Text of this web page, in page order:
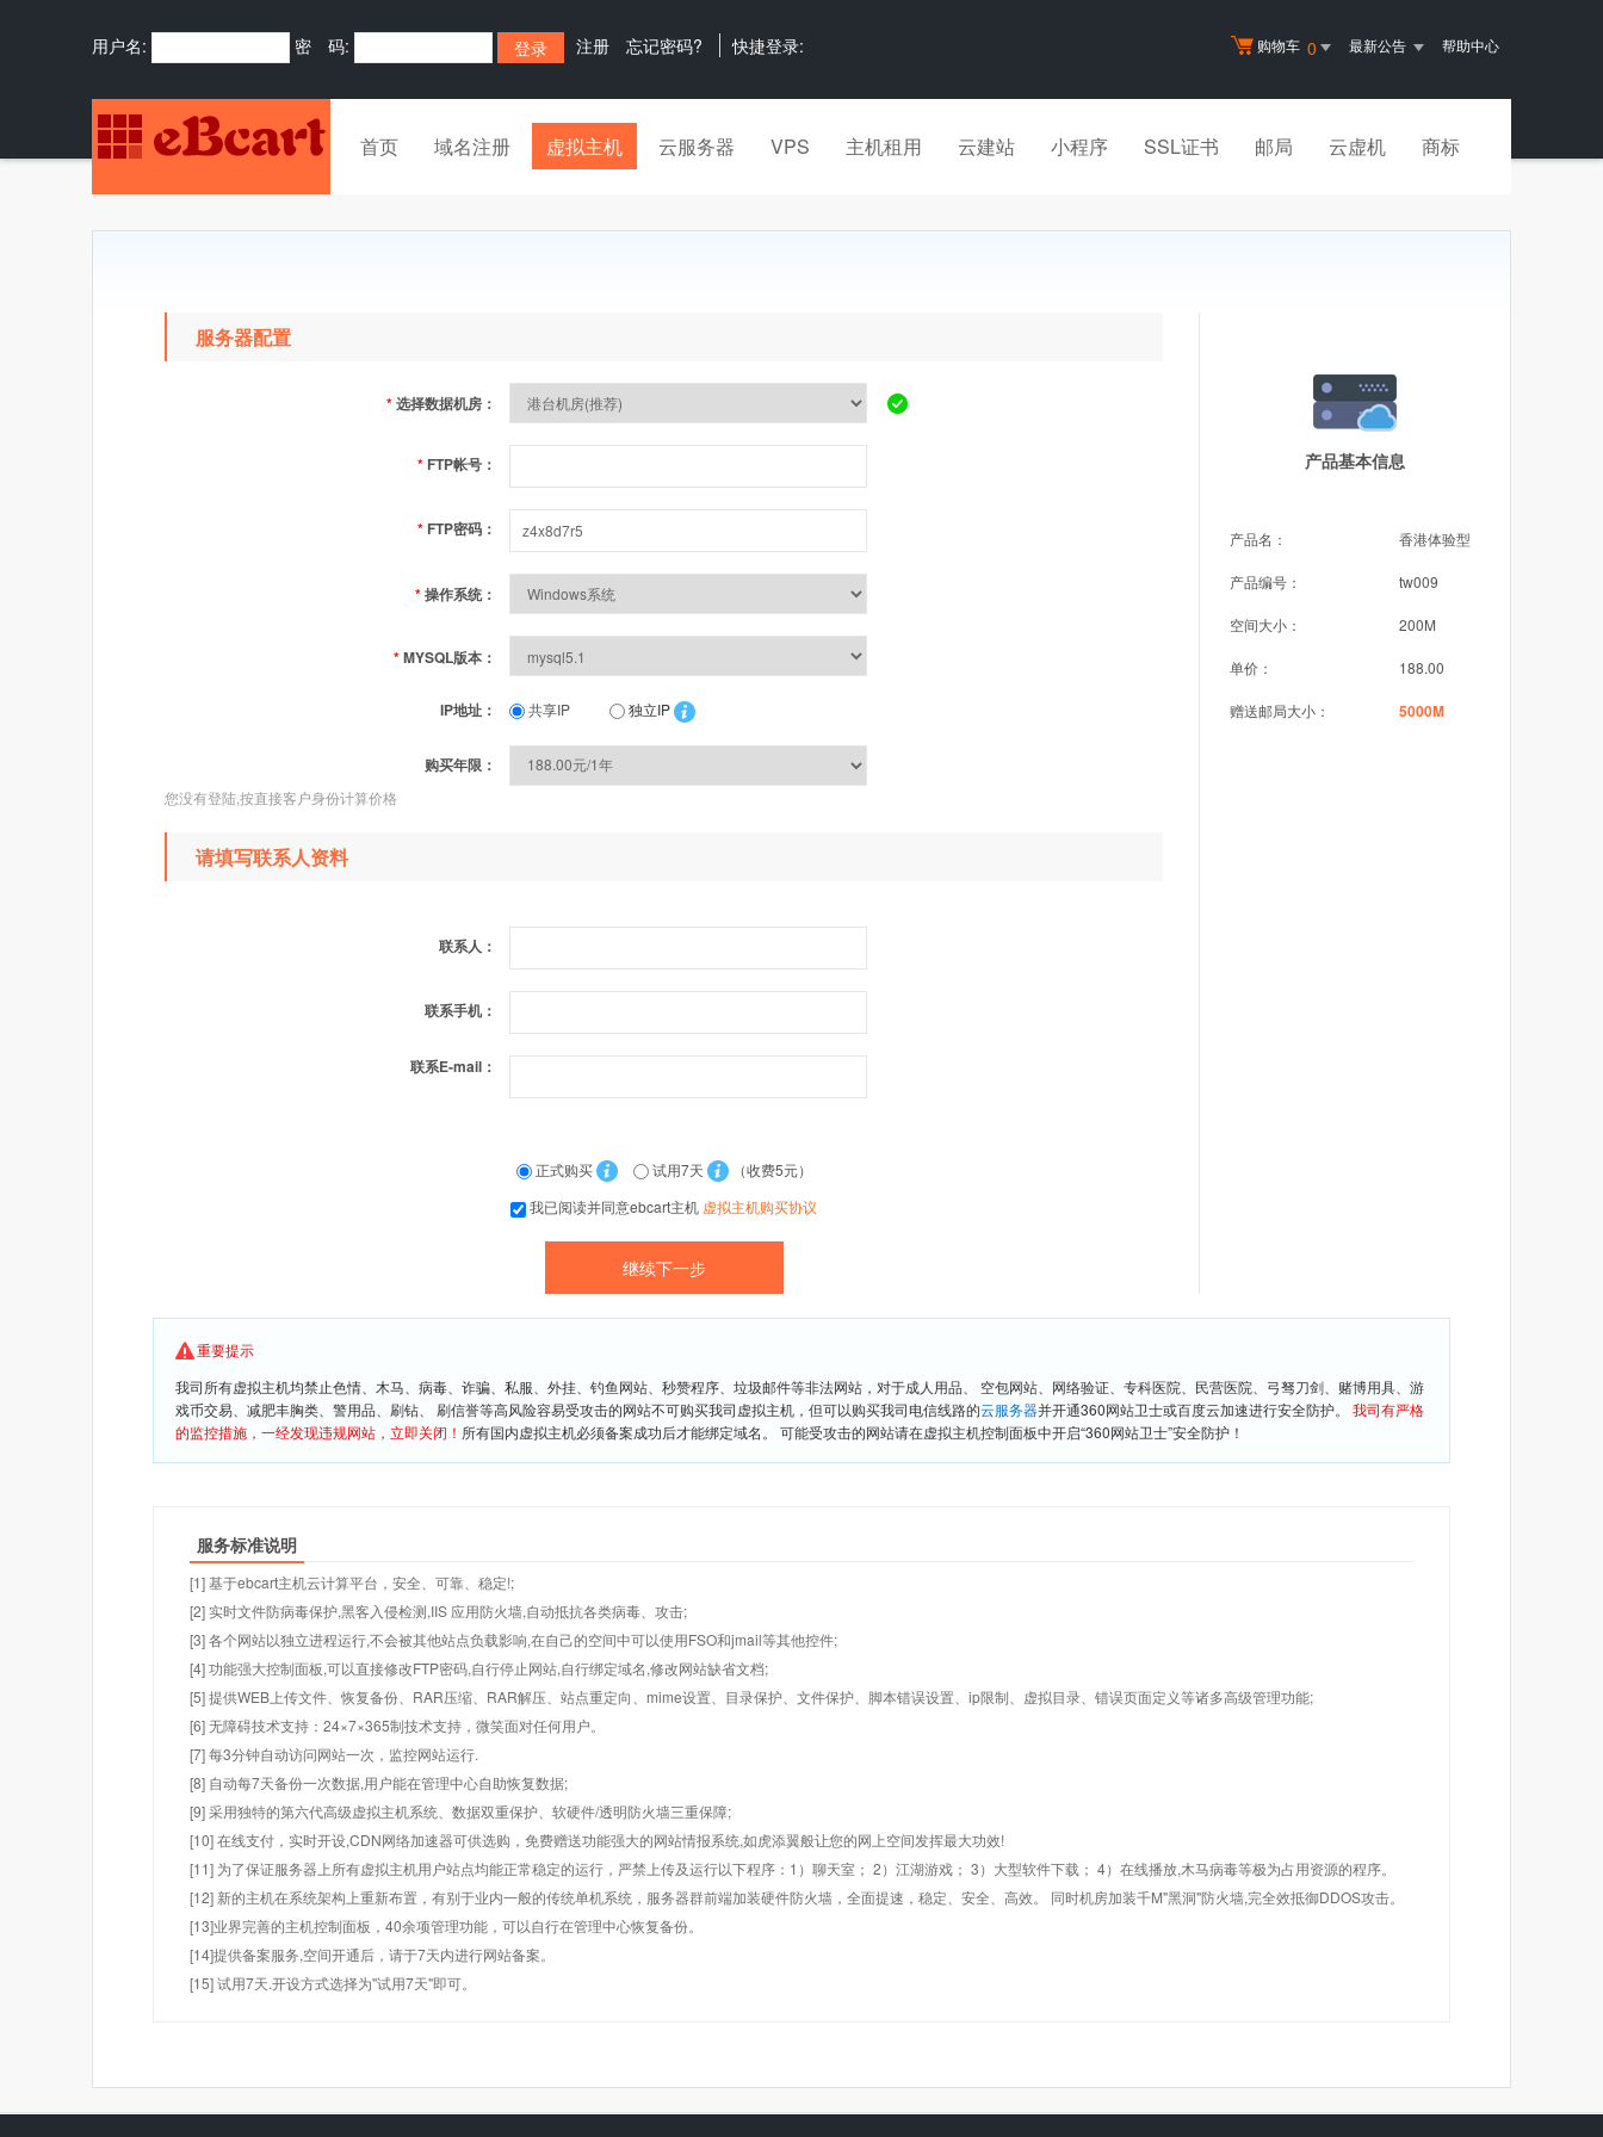
购物车 0 最新公告 帮助中心
用户名: 密 码: 注册 忘记密码? 快捷登录:
首页 域名注册 虚拟主机 云服务器 VPS 主机租用 云建站 小程序 SSL证书 邮局 云虚机 商标
产品基本信息
产品名： 香港体验型
产品编号： tw009
空间大小： 200M
单价： 188.00
赠送邮局大小： 5000M
服务器配置
*选择数据机房：
* FTP帐号：
* FTP密码：
*操作系统：
*MYSQL版本：
IP地址： 共享IP 独立IP
购买年限：
您没有登陆,按直接客户身份计算价格
请填写联系人资料
联系人：
联系手机：
联系E-mail：
正式购买 试用7天
（收费5元）
我已阅读并同意ebcart主机 虚拟主机购买协议
重要提示
我司所有虚拟主机均禁止色情、木马、病毒、诈骗、私服、外挂、钓鱼网站、秒赞程序、垃圾邮件等非法网站，对于成人用品、 空包网站、网络验证、专科医院、民营医院、弓驽刀剑、赌博用具、游
戏币交易、减肥丰胸类、警用品、刷钻、 刷信誉等高风险容易受攻击的网站不可购买我司虚拟主机，但可以购买我司电信线路的云服务器并开通360网站卫士或百度云加速进行安全防护。 我司有严格
的监控措施，一经发现违规网站，立即关闭！ 所有国内虚拟主机必须备案成功后才能绑定域名。 可能受攻击的网站请在虚拟主机控制面板中开启“360网站卫士”安全防护！
服务标准说明
[1] 基于ebcart主机云计算平台，安全、可靠、稳定!;
[2] 实时文件防病毒保护,黑客入侵检测,IIS 应用防火墙,自动抵抗各类病毒、攻击;
[3] 各个网站以独立进程运行,不会被其他站点负载影响,在自己的空间中可以使用FSO和jmail等其他控件;
[4] 功能强大控制面板,可以直接修改FTP密码,自行停止网站,自行绑定域名,修改网站缺省文档;
[5] 提供WEB上传文件、恢复备份、RAR压缩、RAR解压、站点重定向、mime设置、目录保护、文件保护、脚本错误设置、ip限制、虚拟目录、错误页面定义等诸多高级管理功能;
[6] 无障碍技术支持：24×7×365制技术支持，微笑面对任何用户。
[7] 每3分钟自动访问网站一次，监控网站运行.
[8] 自动每7天备份一次数据,用户能在管理中心自助恢复数据;
[9] 采用独特的第六代高级虚拟主机系统、数据双重保护、软硬件/透明防火墙三重保障;
[10] 在线支付，实时开设,CDN网络加速器可供选购，免费赠送功能强大的网站情报系统,如虎添翼般让您的网上空间发挥最大功效!
[11] 为了保证服务器上所有虚拟主机用户站点均能正常稳定的运行，严禁上传及运行以下程序：1）聊天室； 2）江湖游戏； 3）大型软件下载； 4）在线播放,木马病毒等极为占用资源的程序。
[12] 新的主机在系统架构上重新布置，有别于业内一般的传统单机系统，服务器群前端加装硬件防火墙，全面提速，稳定、安全、高效。 同时机房加装千M"黑洞"防火墙,完全效抵御DDOS攻击。
[13]业界完善的主机控制面板，40余项管理功能，可以自行在管理中心恢复备份。
[14]提供备案服务,空间开通后，请于7天内进行网站备案。
[15] 试用7天.开设方式选择为"试用7天"即可。